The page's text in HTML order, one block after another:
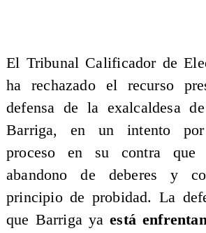
El Tribunal Calificador de
ha rechazado el recurso
defensa de la exalcaldesa
Barriga, en un intento
proceso en su contra
abandono de deberes y
principio de probidad. La
que Barriga yaestá